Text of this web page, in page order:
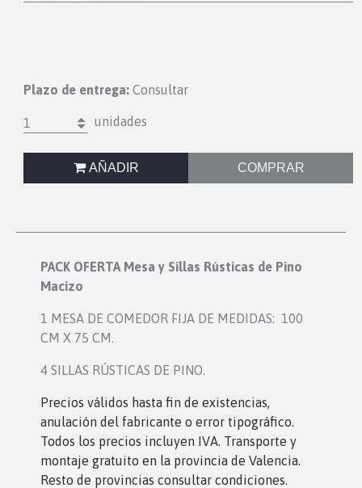
Plazo de entrega: Consultar
1 unidades
AÑADIR COMPRAR
PACK OFERTA Mesa y Sillas Rústicas de Pino
Macizo
1 MESA DE COMEDOR FIJA DE MEDIDAS: 100
CM X 75 CM.
4 SILLAS RÚSTICAS DE PINO.
Precios válidos hasta fin de existencias,
anulación del fabricante o error tipográfico.
Todos los precios incluyen IVA. Transporte y
montaje gratuito en la provincia de Valencia.
Resto de provincias consultar condiciones.